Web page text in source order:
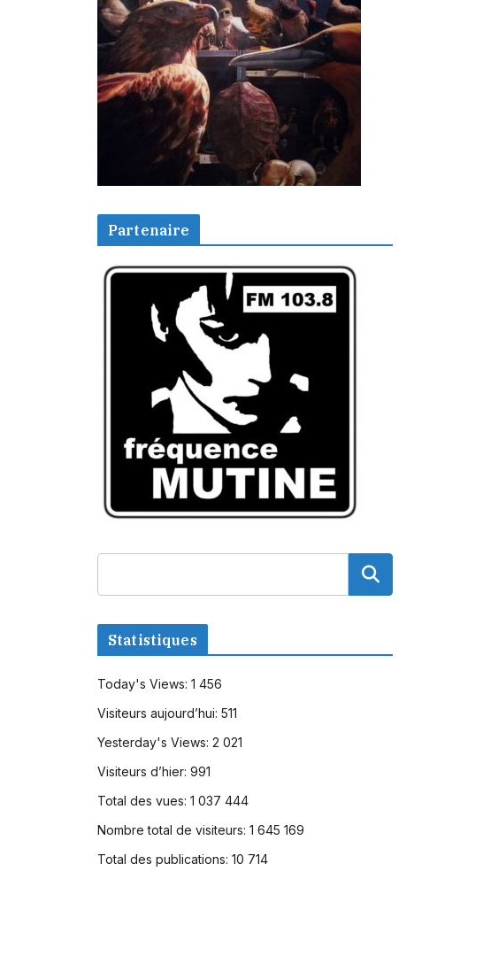
Partenaire
Statistiques
Today's Views: 1 456
Visiteurs aujourd’hui: 511
Yesterday's Views: 2 021
Visiteurs d’hier: 991
Total des vues: 1 037 444
Nombre total de visiteurs: 1 645 169
Total des publications: 10 714